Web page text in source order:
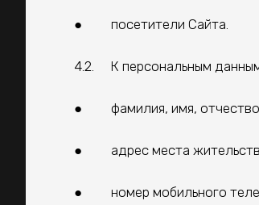
● посетители Сайта.
4.2. К персональным
● фамилия, имя, отчество
● адрес места жительства/
● номер мобильного